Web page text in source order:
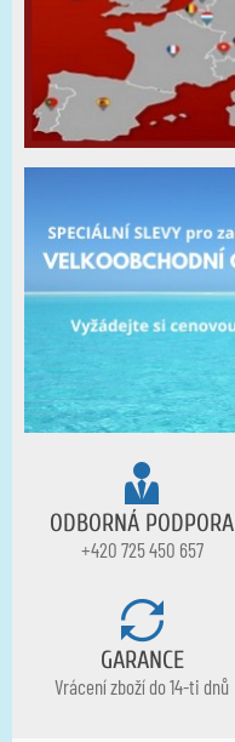
ODBORNÁ PODPORA
+420 725 450 657
GARANCE
Vrácení zboží do 14-ti dnů